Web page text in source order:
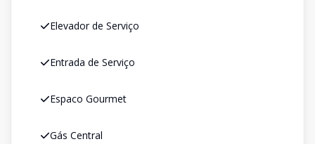
Elevador de Serviço
Entrada de Serviço
Espaco Gourmet
Gás Central